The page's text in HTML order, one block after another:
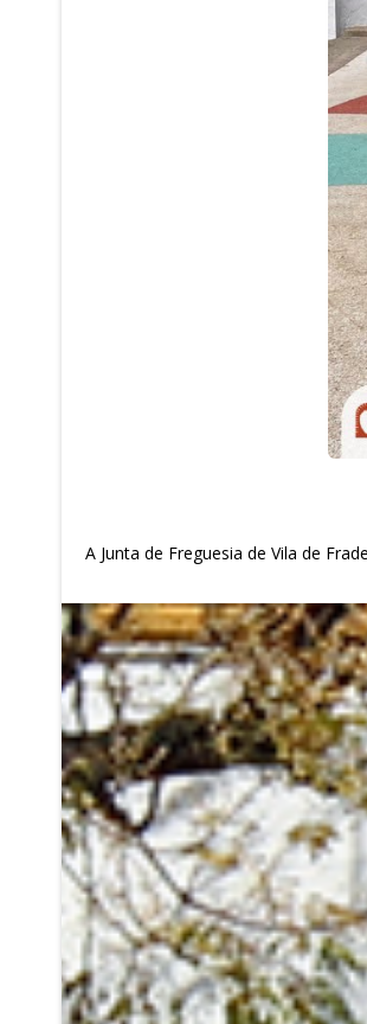
A Junta de Freguesia de Vila de